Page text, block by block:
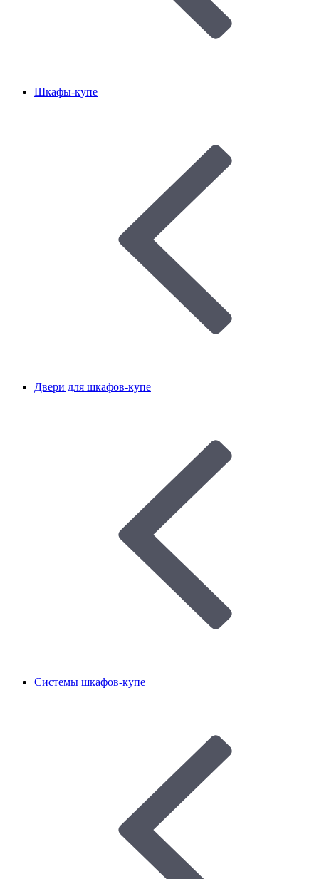
Шкафы-купе
Двери для шкафов-купе
Системы шкафов-купе